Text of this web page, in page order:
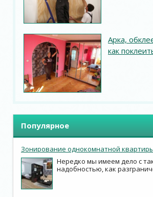
Арка,
как
Популярное
Зонирование однокомнатной
Нередко мы имеем дело с
надобностью, как